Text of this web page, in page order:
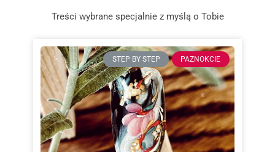
Treści wybrane specjalnie z myślą o Tobie
STEP BY STEP PAZNOKCIE